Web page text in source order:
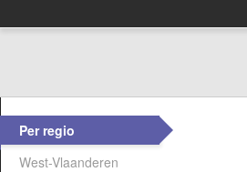
Per regio
West-Vlaanderen